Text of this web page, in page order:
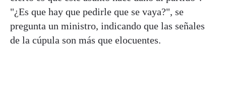
"¿Es que hay que pedirle que se vaya?", se
pregunta un ministro, indicando que las señales
de la cúpula son más que elocuentes.